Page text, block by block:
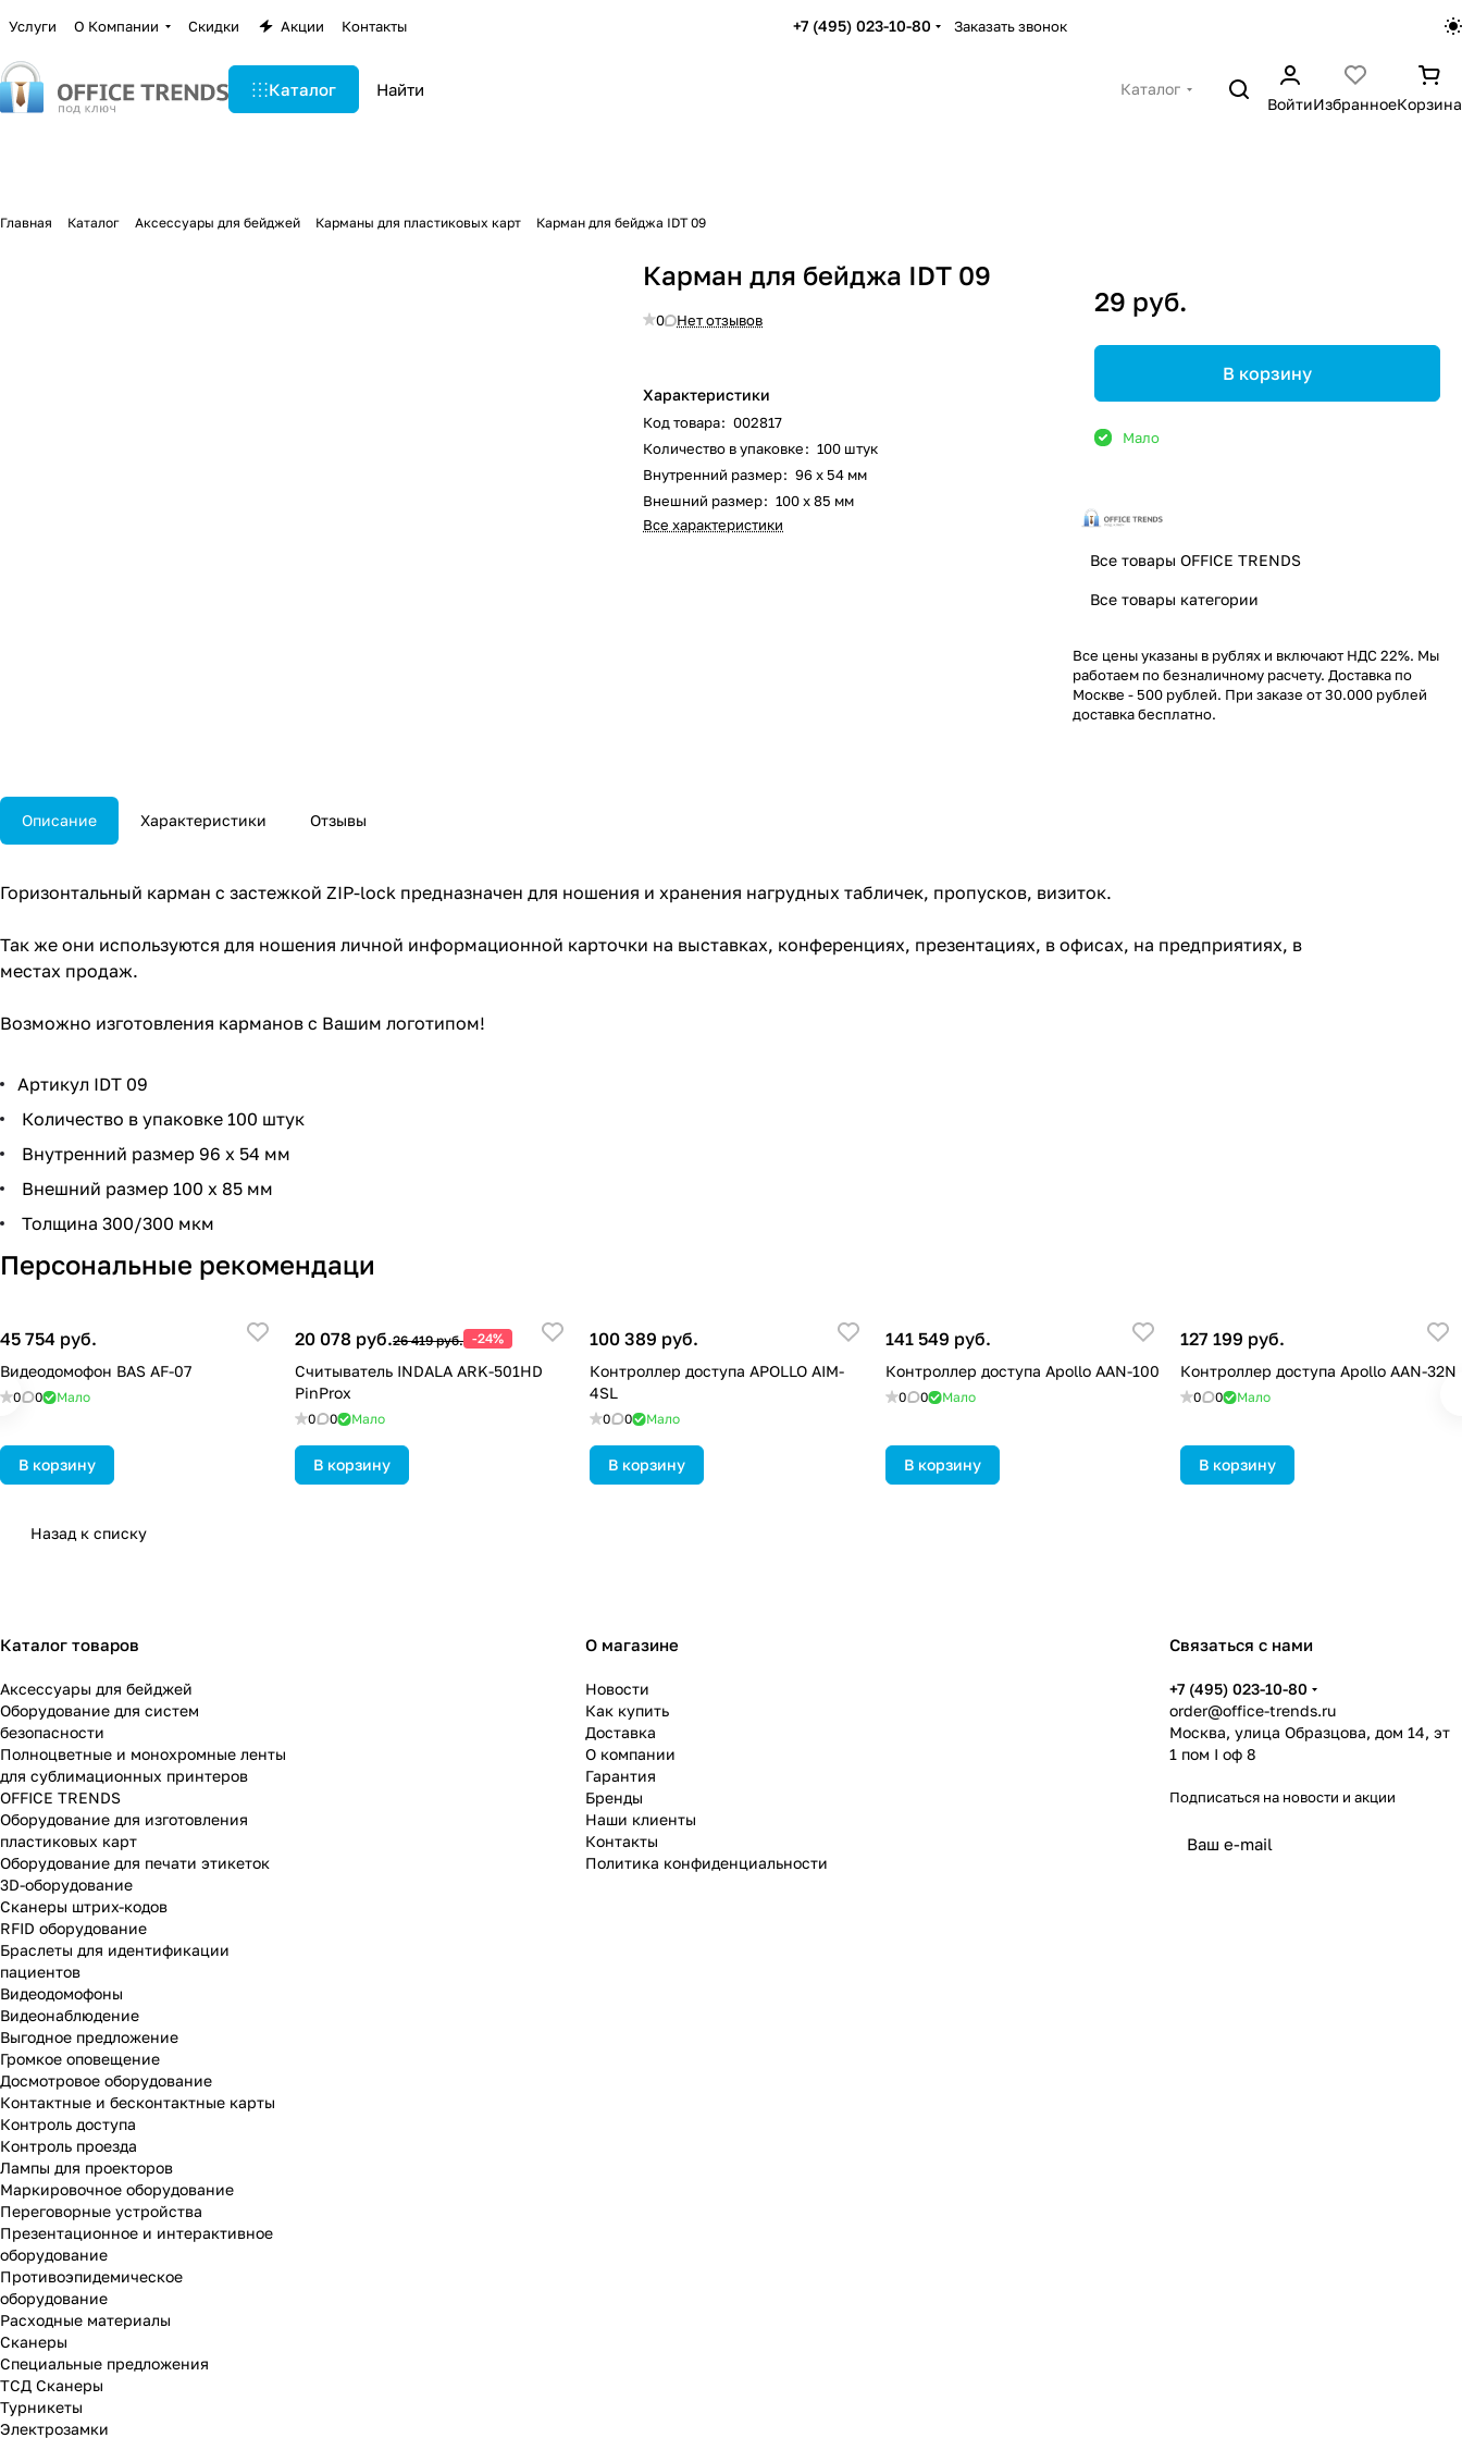
Услуги О Компании Скидки Акции Контакты +7 (495) 023-10-80 Заказать звонок
Каталог
Каталог
ВойтиИзбранноеКорзина
Главная Каталог Аксессуары для бейджей Карманы для пластиковых карт Карман для бейджа IDT 09
Карман для бейджа IDT 09
0 Нет отзывов
Характеристики
Код товара: 002817
Количество в упаковке: 100 штук
Внутренний размер: 96 х 54 мм
Внешний размер: 100 х 85 мм
Все характеристики
29 руб.
В корзину
Мало
Все товары OFFICE TRENDS
Все товары категории
Все цены указаны в рублях и включают НДС 22%. Мы
работаем по безналичному расчету. Доставка по
Москве - 500 рублей. При заказе от 30.000 рублей
доставка бесплатно.
Описание Характеристики Отзывы
Горизонтальный карман с застежкой ZIP-lock предназначен для ношения и хранения нагрудных табличек, пропусков, визиток.
Так же они используются для ношения личной информационной карточки на выставках, конференциях, презентациях, в офисах, на предприятиях, в
местах продаж.
Возможно изготовления карманов с Вашим логотипом!
Артикул IDT 09
Количество в упаковке 100 штук
Внутренний размер 96 х 54 мм
Внешний размер 100 х 85 мм
Толщина 300/300 мкм
Персональные рекомендаци
45 754 руб.
Видеодомофон BAS AF-07
0 0 Мало
В корзину
20 078 руб.26 419 руб. -24%
Считыватель INDALA ARK-501HD
PinProx
0 0 Мало
В корзину
100 389 руб.
Контроллер доступа APOLLO AIM-
4SL
0 0 Мало
В корзину
141 549 руб.
Контроллер доступа Apollo AAN-100
0 0 Мало
В корзину
127 199 руб.
Контроллер доступа Apollo AAN-32N
0 0 Мало
В корзину
Назад к списку
Каталог товаров
Аксессуары для бейджей
Оборудование для систем
безопасности
Полноцветные и монохромные ленты
для сублимационных принтеров
OFFICE TRENDS
Оборудование для изготовления
пластиковых карт
Оборудование для печати этикеток
3D-оборудование
Cканеры штрих-кодов
RFID оборудование
Браслеты для идентификации
пациентов
Видеодомофоны
Видеонаблюдение
Выгодное предложение
Громкое оповещение
Досмотровое оборудование
Контактные и бесконтактные карты
Контроль доступа
Контроль проезда
Лампы для проекторов
Маркировочное оборудование
Переговорные устройства
Презентационное и интерактивное
оборудование
Противоэпидемическое
оборудование
Расходные материалы
Сканеры
Специальные предложения
ТСД Сканеры
Турникеты
Электрозамки
О магазине
Новости
Как купить
Доставка
О компании
Гарантия
Бренды
Наши клиенты
Контакты
Политика конфиденциальности
Связаться с нами
+7 (495) 023-10-80
order@office-trends.ru
Москва, улица Образцова, дом 14, эт
1 пом I оф 8
Подписаться на новости и акции